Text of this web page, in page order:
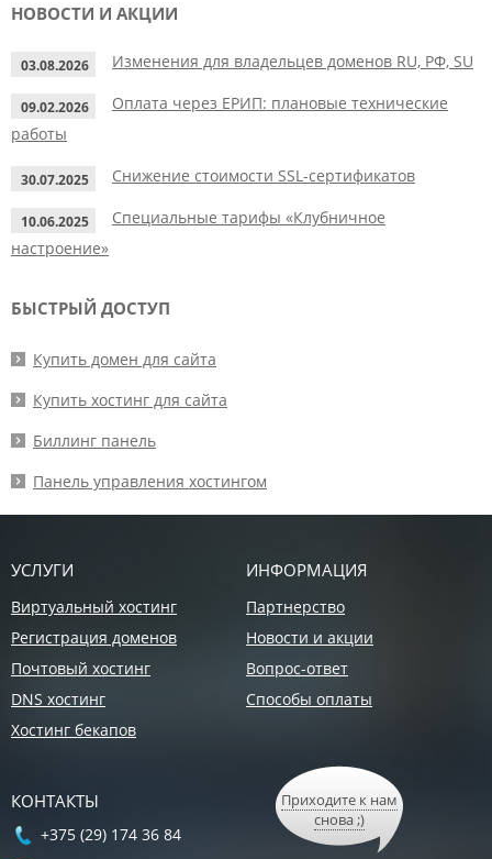
НОВОСТИ И АКЦИИ
03.08.2026 Изменения для владельцев доменов RU, РФ, SU
09.02.2026
Оплата через ЕРИП: плановые технические
работы
30.07.2025 Снижение стоимости SSL-сертификатов
10.06.2025
Специальные тарифы «Клубничное
настроение»
БЫСТРЫЙ ДОСТУП
Купить домен для сайта
Купить хостинг для сайта
Биллинг панель
Панель управления хостингом
УСЛУГИ
Виртуальный хостинг
Регистрация доменов
Почтовый хостинг
DNS хостинг
Хостинг бекапов
ИНФОРМАЦИЯ
Партнерство
Новости и акции
Вопрос-ответ
Способы оплаты
КОНТАКТЫ
+375 (29) 174 36 84
Приходите к нам
снова ;)